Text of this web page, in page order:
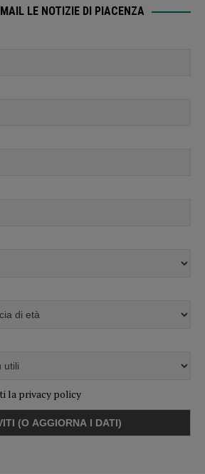
LE NOTIZIE DI PIACENZA
la privacy policy